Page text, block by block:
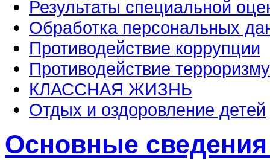
Результаты специальной
Обработка персональных
Противодействие коррупции
Противодействие терроризму
КЛАССНАЯ ЖИЗНЬ
Отдых и оздоровление детей
Основные